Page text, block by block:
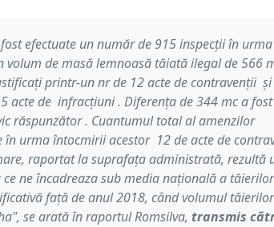
efectuate un număr de 915 inspecții în urma
de masă lemnoasă tăiată ilegal de 566
printr-un nr de 12 acte de contravenții
acte de infracțiuni . Diferența de 344 mc a fost
răspunzător . Cuantumul total al amenzilor
în urma întocmirii acestor 12 de acte de
raportat la suprafața administrată, rezultă
ne încadreaza sub media națională a tăierilor
față de anul 2018, când volumul tăierilor
se arată în raportul Romsilva, transmis